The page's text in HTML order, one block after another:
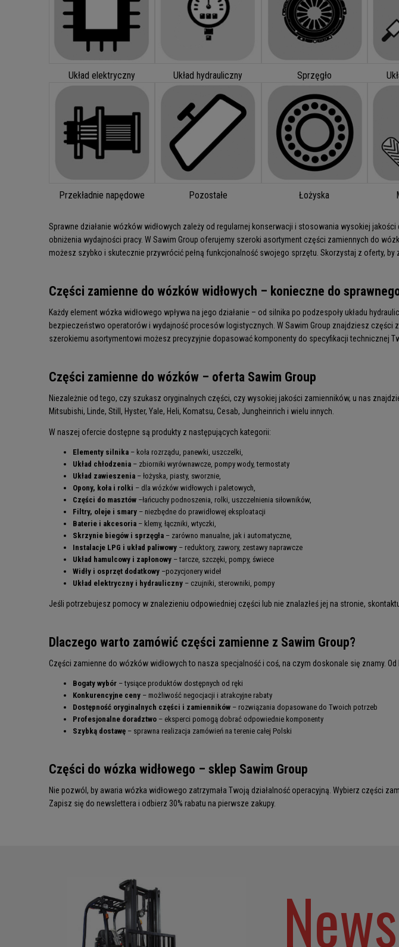
Układ elektryczny Układ hydrauliczny Sprzęgło
Przekładnie napędowe Pozostałe Łożyska
Sprawne działanie wózków widłowych zależy od regularnej konserwacji i stosowania wysokiej
obniżenia wydajności pracy. W Sawim Group oferujemy szeroki asortyment części zamiennych do
możesz szybko i skutecznie przywrócić pełną funkcjonalność swojego sprzętu. Skorzystaj z oferty,
Części zamienne do wózków widłowych – konieczne do
Każdy element wózka widłowego wpływa na jego działanie – od silnika po podzespoły układu
bezpieczeństwo operatorów i wydajność procesów logistycznych. W Sawim Group znajdziesz
szerokiemu asortymentowi możesz precyzyjnie dopasować komponenty do specyfikacji technicznej
Części zamienne do wózków – oferta Sawim Group
Niezależnie od tego, czy szukasz oryginalnych części, czy wysokiej jakości zamienników, u nas
Mitsubishi, Linde, Still, Hyster, Yale, Heli, Komatsu, Cesab, Jungheinrich i wielu innych.
W naszej ofercie dostępne są produkty z następujących kategorii:
Elementy silnika – koła rozrządu, panewki, uszczelki,
Układ chłodzenia – zbiorniki wyrównawcze, pompy wody, termostaty
Układ zawieszenia – łożyska, piasty, sworznie,
Opony, koła i rolki – dla wózków widłowych i paletowych,
Części do masztów –łańcuchy podnoszenia, rolki, uszczelnienia siłowników,
Filtry, oleje i smary – niezbędne do prawidłowej eksploatacji
Baterie i akcesoria – klemy, łączniki, wtyczki,
Skrzynie biegów i sprzęgła – zarówno manualne, jak i automatyczne,
Instalacje LPG i układ paliwowy – reduktory, zawory, zestawy naprawcze
Układ hamulcowy i zapłonowy – tarcze, szczęki, pompy, świece
Widły i osprzęt dodatkowy –pozycjonery wideł
Układ elektryczny i hydrauliczny – czujniki, sterowniki, pompy
Jeśli potrzebujesz pomocy w znalezieniu odpowiedniej części lub nie znalazłeś jej na stronie,
Dlaczego warto zamówić części zamienne z Sawim Group?
Części zamienne do wózków widłowych to nasza specjalność i coś, na czym doskonale się znamy.
Bogaty wybór – tysiące produktów dostępnych od ręki
Konkurencyjne ceny – możliwość negocjacji i atrakcyjne rabaty
Dostępność oryginalnych części i zamienników – rozwiązania dopasowane do Twoich potrzeb
Profesjonalne doradztwo – eksperci pomogą dobrać odpowiednie komponenty
Szybką dostawę – sprawna realizacja zamówień na terenie całej Polski
Części do wózka widłowego – sklep Sawim Group
Nie pozwól, by awaria wózka widłowego zatrzymała Twoją działalność operacyjną. Wybierz części
Zapisz się do newslettera i odbierz 30% rabatu na pierwsze zakupy.